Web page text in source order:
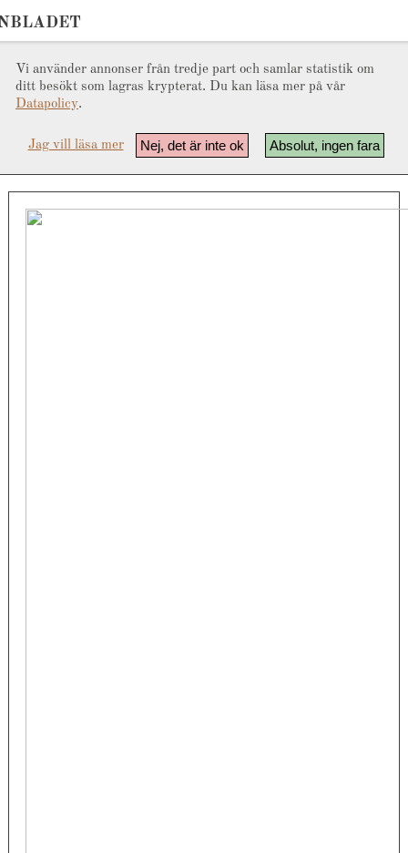
Vi använder annonser från tredje part och samlar statistik om
ditt besökt som lagras krypterat. Du kan läsa mer på vår
Datapolicy.
Absolut, ingen fara
Nej, det är inte ok
Jag vill läsa mer